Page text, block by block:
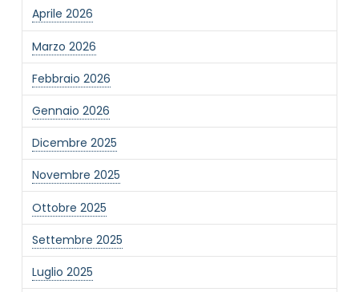
Aprile 2026
Marzo 2026
Febbraio 2026
Gennaio 2026
Dicembre 2025
Novembre 2025
Ottobre 2025
Settembre 2025
Luglio 2025